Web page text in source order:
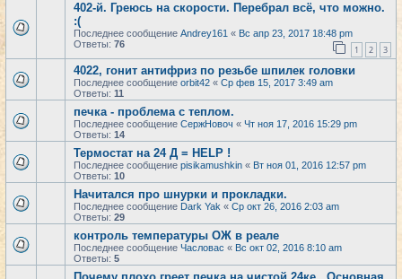
402-й. Греюсь на скорости. Перебрал всё, что можно.
:(
Последнее сообщение Andrey161 « Вс апр 23, 2017 18:48 pm
Ответы: 76 1 2 3
4022, гонит антифриз по резьбе шпилек головки
Последнее сообщение orbit42 « Ср фев 15, 2017 3:49 am
Ответы: 11
печка - проблема с теплом.
Последнее сообщение СержНовоч « Чт ноя 17, 2016 15:29 pm
Ответы: 14
Термостат на 24 Д = HELP !
Последнее сообщение pisikamushkin « Вт ноя 01, 2016 12:57 pm
Ответы: 10
Начитался про шнурки и прокладки.
Последнее сообщение Dark Yak « Ср окт 26, 2016 2:03 am
Ответы: 29
контроль температуры ОЖ в реале
Последнее сообщение Часловас « Вс окт 02, 2016 8:10 am
Ответы: 5